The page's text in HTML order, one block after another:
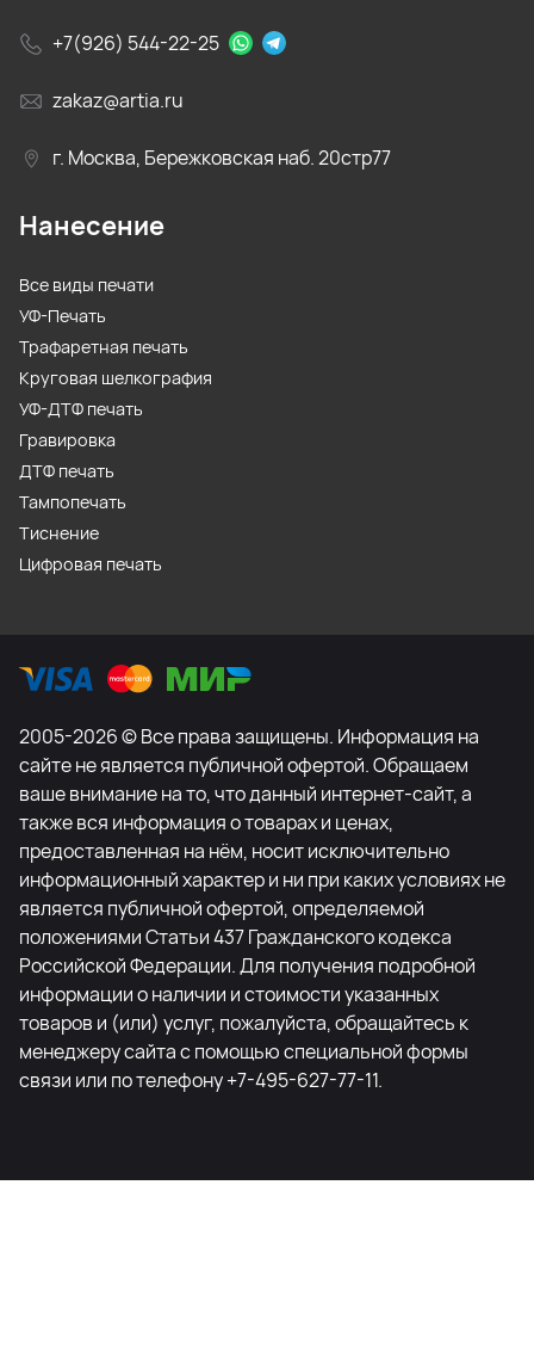
+7(926) 544-22-25
zakaz@artia.ru
г. Москва, Бережковская наб. 20стр77
Нанесение
Все виды печати
УФ-Печать
Трафаретная печать
Круговая шелкография
УФ-ДТФ печать
Гравировка
ДТФ печать
Тампопечать
Тиснение
Цифровая печать
2005-2026 © Все права защищены. Информация на
сайте не является публичной офертой. Обращаем
ваше внимание на то, что данный интернет-сайт, а
также вся информация о товарах и ценах,
предоставленная на нём, носит исключительно
информационный характер и ни при каких условиях не
является публичной офертой, определяемой
положениями Статьи 437 Гражданского кодекса
Российской Федерации. Для получения подробной
информации о наличии и стоимости указанных
товаров и (или) услуг, пожалуйста, обращайтесь к
менеджеру сайта с помощью специальной формы
связи или по телефону +7-495-627-77-11.